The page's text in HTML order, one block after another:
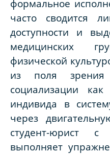
формальное
часто сводится
доступности и
медицинских
физической
из поля зрения
социализации
индивида в
через
студент-юрист
выполняет